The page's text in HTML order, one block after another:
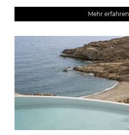
Mehr erfahren